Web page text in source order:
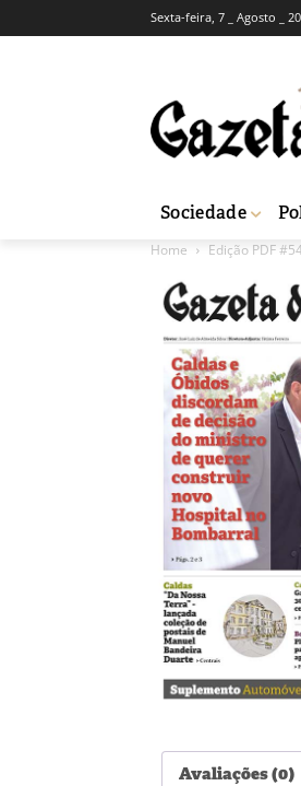
Sexta-feira, 7 _ Agosto _
Sociedade
Home Edição PDF
Avaliações (0)